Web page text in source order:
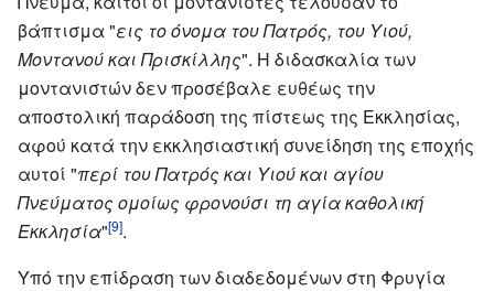
βάπτισμα "εις το όνομα του Πατρός, του Υιού,
Μοντανού και Πρισκίλλης". Η διδασκαλία των
μοντανιστών δεν προσέβαλε ευθέως την
αποστολική παράδοση της πίστεως της Εκκλησίας,
αφού κατά την εκκλησιαστική συνείδηση της εποχής
αυτοί "περί του Πατρός και Υιού και αγίου
Πνεύματος ομοίως φρονούσι τη αγία καθολική
Εκκλησία"[9].
Υπό την επίδραση των διαδεδομένων στη Φρυγία